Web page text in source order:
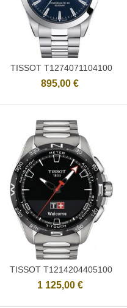
Ajouter
TISSOT T1274071104100
895,00 €
Ajouter
TISSOT T1214204405100
1 125,00 €